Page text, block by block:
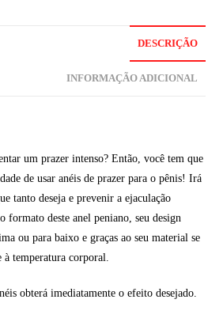
DESCRIÇÃO
INFORMAÇÃO ADICIONAL
um prazer intenso? Então, você tem que
de usar anéis de prazer para o pênis! Irá
tanto deseja e prevenir a ejaculação
formato deste anel peniano, seu design
ou para baixo e graças ao seu material se
temperatura corporal.
obterá imediatamente o efeito desejado.